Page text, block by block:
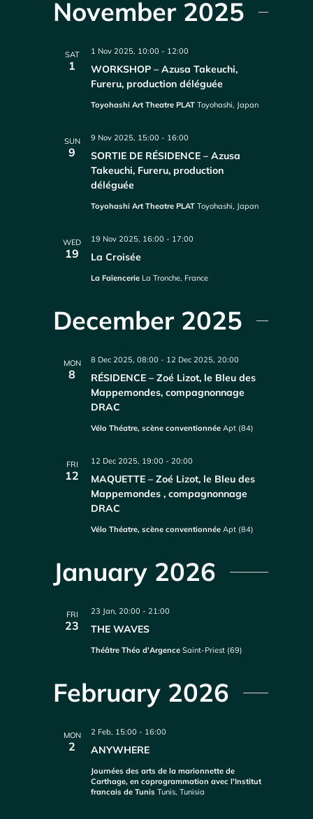
November 2025
SAT
1
WORKSHOP – Azusa Takeuchi,
Fureru, production déléguée
1 Nov 2025, 10:00 - 12:00
Toyohashi Art Theatre PLATToyohashi, Japan
SUN
9
SORTIE DE RÉSIDENCE – Azusa
Takeuchi, Fureru, production
déléguée
9 Nov 2025, 15:00 - 16:00
Toyohashi Art Theatre PLATToyohashi, Japan
WED
19 La Croisée
19 Nov 2025, 16:00 - 17:00
La Faïencerie La Tronche, France
December 2025
MON
8
RÉSIDENCE – Zoé Lizot, le Bleu des
Mappemondes, compagnonnage
DRAC
8 Dec 2025, 08:00 - 12 Dec 2025, 20:00
Vélo Théatre, scène conventionnéeApt (84)
FRI
12
MAQUETTE – Zoé Lizot, le Bleu des
Mappemondes , compagnonnage
DRAC
12 Dec 2025, 19:00 -20:00
Vélo Théatre, scène conventionnéeApt (84)
January 2026
FRI
23 THE WAVES
23 Jan, 20:00 -21:00
Théâtre Théo d'ArgenceSaint-Priest (69)
February 2026
MON
2 ANYWHERE
2 Feb, 15:00 - 16:00
Journées des arts de la marionnette de
Carthage, en coprogrammation avec l'Institut
francais de TunisTunis, Tunisia